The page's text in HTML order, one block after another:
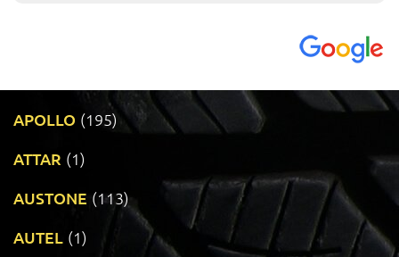
APOLLO (195)
ATTAR (1)
AUSTONE (113)
AUTEL (1)